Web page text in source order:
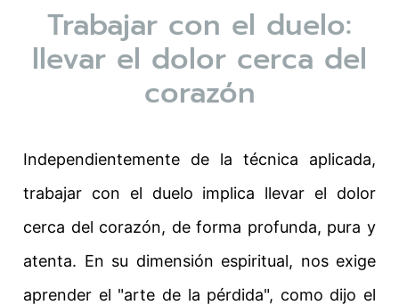
Trabajar con el duelo:
llevar el dolor cerca del
corazón
Independientemente de la técnica aplicada,
trabajar con el duelo implica llevar el dolor
cerca del corazón, de forma profunda, pura y
atenta. En su dimensión espiritual, nos exige
aprender el "arte de la pérdida", como dijo el